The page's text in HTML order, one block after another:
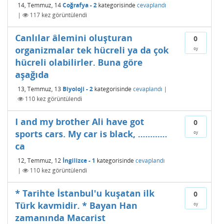
14, Temmuz, 14Coğrafya - 2 kategorisinde cevaplandı
|
117 kez görüntülendi
0
oy
Canlılar âlemini oluşturan
organizmalar tek hücreli ya da çok
hücreli olabilirler. Buna göre
aşağıda
13, Temmuz, 13 Biyoloji - 2 kategorisinde cevaplandı |
110 kez görüntülendi
0
oy
I and my brother Ali have got
sports cars. My car is black, ............
ca
12, Temmuz, 12 İngilizce - 1 kategorisinde cevaplandı
|
110 kez görüntülendi
0
oy
* Tarihte İstanbul'u kuşatan ilk
Türk kavmidir. * Bayan Han
zamanında Macarist